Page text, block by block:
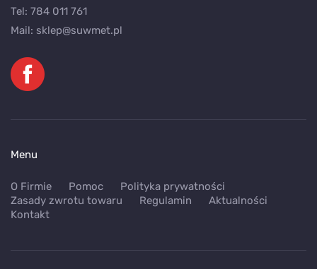
Tel: 784 011 761
Mail: sklep@suwmet.pl
Menu
O Firmie Pomoc
Polityka prywatności
Zasady zwrotu towaru
Regulamin
Aktualności
Kontakt